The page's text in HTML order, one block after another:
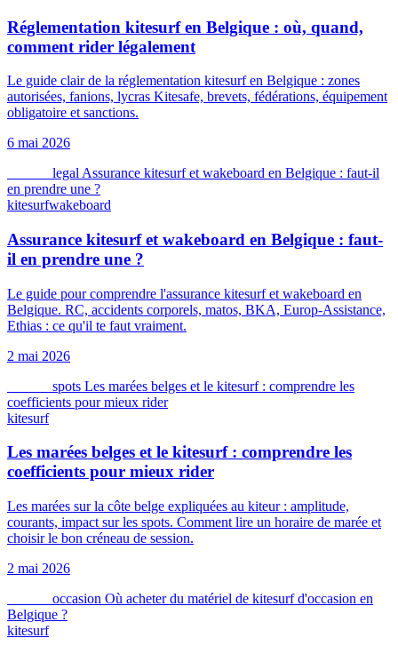
Réglementation kitesurf en Belgique : où, quand,
comment rider légalement
Le guide clair de la réglementation kitesurf en Belgique : zones
autorisées, fanions, lycras Kitesafe, brevets, fédérations, équipement
obligatoire et sanctions.
6 mai 2026
legal Assurance kitesurf et wakeboard en Belgique : faut-il
en prendre une ?
kitesurfwakeboard
Assurance kitesurf et wakeboard en Belgique : faut-
il en prendre une ?
Le guide pour comprendre l'assurance kitesurf et wakeboard en
Belgique. RC, accidents corporels, matos, BKA, Europ-Assistance,
Ethias : ce qu'il te faut vraiment.
2 mai 2026
spots Les marées belges et le kitesurf : comprendre les
coefficients pour mieux rider
kitesurf
Les marées belges et le kitesurf : comprendre les
coefficients pour mieux rider
Les marées sur la côte belge expliquées au kiteur : amplitude,
courants, impact sur les spots. Comment lire un horaire de marée et
choisir le bon créneau de session.
2 mai 2026
occasion Où acheter du matériel de kitesurf d'occasion en
Belgique ?
kitesurf